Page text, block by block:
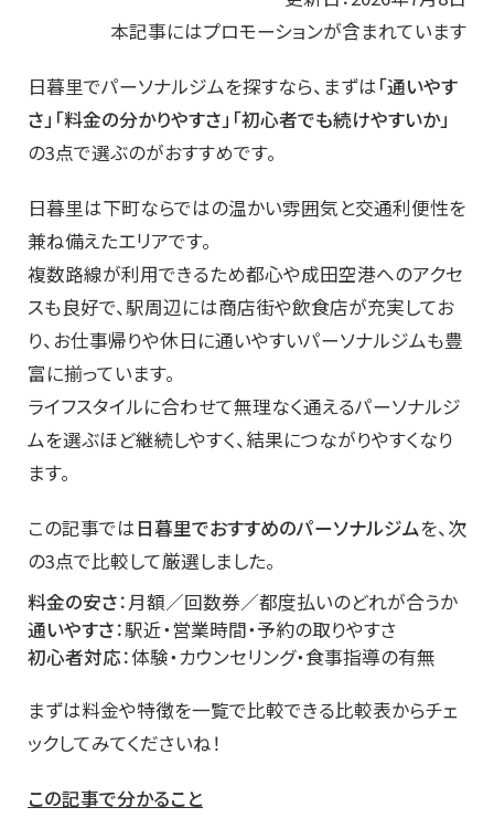
本記事にはプロモーションが含まれています
日暮里でパーソナルジムを探すなら、まずは「通いやす
さ」「料金の分かりやすさ」「初心者でも続けやすいか」
の3点で選ぶのがおすすめです。
日暮里は下町ならではの温かい雰囲気と交通利便性を
兼ね備えたエリアです。
複数路線が利用できるため都心や成田空港へのアクセ
スも良好で、駅周辺には商店街や飲食店が充実してお
り、お仕事帰りや休日に通いやすいパーソナルジムも豊
富に揃っています。
ライフスタイルに合わせて無理なく通えるパーソナルジ
ムを選ぶほど継続しやすく、結果につながりやすくなり
ます。
この記事では日暮里でおすすめのパーソナルジムを、次
の3点で比較して厳選しました。
料金の安さ：月額／回数券／都度払いのどれが合うか
通いやすさ：駅近・営業時間・予約の取りやすさ
初心者対応：体験・カウンセリング・食事指導の有無
まずは料金や特徴を一覧で比較できる比較表からチェ
ックしてみてくださいね！
この記事で分かること